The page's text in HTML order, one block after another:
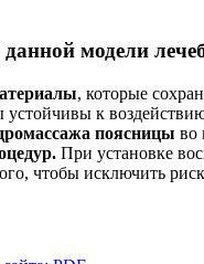
модели
, которые
устойчивы к
поясницы во
При установке
чтобы исключить